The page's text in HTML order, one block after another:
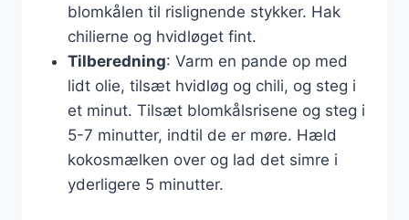
blomkålen til rislignende stykker. Hak
chilierne og hvidløget fint.
Tilberedning: Varm en pande op med
lidt olie, tilsæt hvidløg og chili, og steg i
et minut. Tilsæt blomkålsrisene og steg i
5-7 minutter, indtil de er møre. Hæld
kokosmælken over og lad det simre i
yderligere 5 minutter.